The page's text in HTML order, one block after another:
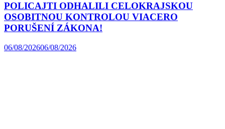
POLICAJTI ODHALILI CELOKRAJSKOU
OSOBITNOU KONTROLOU VIACERO
PORUŠENÍ ZÁKONA!
06/08/202606/08/2026